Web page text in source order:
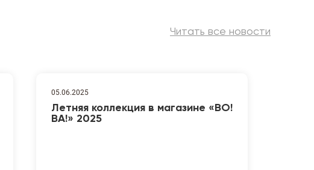
Читать все новости
05.06.2025
Летняя коллекция в магазине «ВО!
ВА!» 2025